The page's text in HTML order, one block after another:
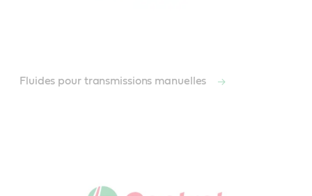
Fluides pour transmissions manuelles